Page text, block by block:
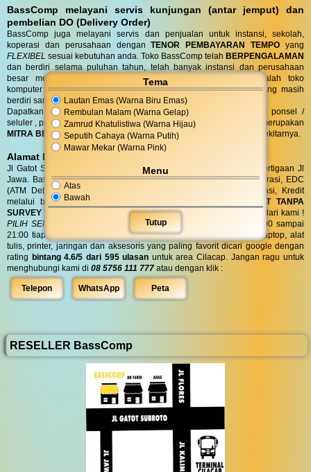
Tema
Lautan Emas (Warna Biru Emas)
Rembulan Malam (Warna Gelap)
Zamrud Khatulistiwa (Warna Hijau)
Seputih Cahaya (Warna Putih)
Mawar Mekar (Warna Pink)
Menu
Atas
Bawah
Tutup
BassComp melayani servis kunjungan (antar jemput) dan
pembelian DO (Delivery Order)
BassComp juga melayani servis dan penjualan untuk instansi, sekolah,
koperasi dan perusahaan denganTENOR PEMBAYARAN TEMPO yang
FLEXIBEL sesuai kebutuhan anda. Toko BassComp telah BERPENGALAMAN
dan berdiri selama puluhan tahun, telah banyak instansi dan perusahaan
besar mempercayai kehandalan teknisi kami. BassComp adalah toko
komputer termurah dan terlengkap sertaTERTUAasli cilacap yang masih
berdiri sampai saat ini.
Dapatkan penawaran terbaik untuk kebutuhan komputer, laptop, ponsel /
seluler , printer, alat tulis, jaringan dan aksesoris anda. Bass Comp merupakan
MITRA BELANJA dan SERVIS TERPERCAYA
warga Cilacap dan sekitarnya.
Alamat BassComp
Jl Gatot Subroto no 47 Cilacap (100 meter selatan terminal) di pertigaan Jl
Jawa. BassComp melayani pembelian tunai, SIPLAH, BMT / Koperasi, EDC
(ATM Debit dan Kartu Kredit), QRIS, Transfer realtime terintegrasi, Kredit
melalui berbagai leasing.
CEPAT TANPA
SURVEY (RO)
DapatkanBONUS
aksesories spesial dari kami !
PILIH SENDIRI
Langsung tanpa diundi ! BassComp buka jam 08:00 sampai
21:00 tiap hari. BassComp satu satunya toko komputer, ponsel, laptop, alat
tulis, printer, jaringan dan aksesoris yang paling favorit dicari google dengan
rating bintang 4.6/5 dari 595 ulasan untuk area Cilacap. Jangan ragu untuk
menghubungi kami di 08 5756 111 777 atau dengan klik :
Telepon WhatsApp Peta
RESELLER BassComp